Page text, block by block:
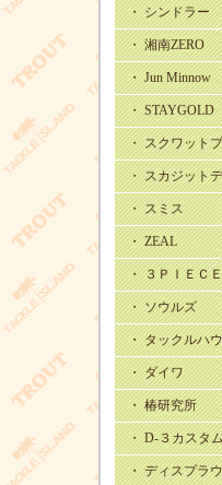
・ シンドラー
・ 湘南ZERO
・ Jun Minnow
・ STAYGOLD
・ スクワット
・ スカジット
・ スミス
・ ZEAL
・ ３ＰＩＥＣ
・ ソウルズ
・ タックルハ
・ ダイワ
・ 椿研究所
・ D-３カスタ
・ ディスプラ